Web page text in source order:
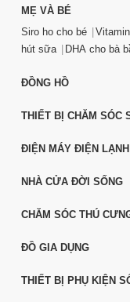
MẸ VÀ BÉ
Siro ho cho bé
hút sữa
DHA cho bà
ĐỒNG HỒ
THIẾT BỊ CHĂM SÓC
ĐIỆN MÁY ĐIỆN LẠNH
NHÀ CỬA ĐỜI SỐNG
CHĂM SÓC THÚ
ĐỒ GIA DỤNG
THIẾT BỊ PHỤ KIỆN